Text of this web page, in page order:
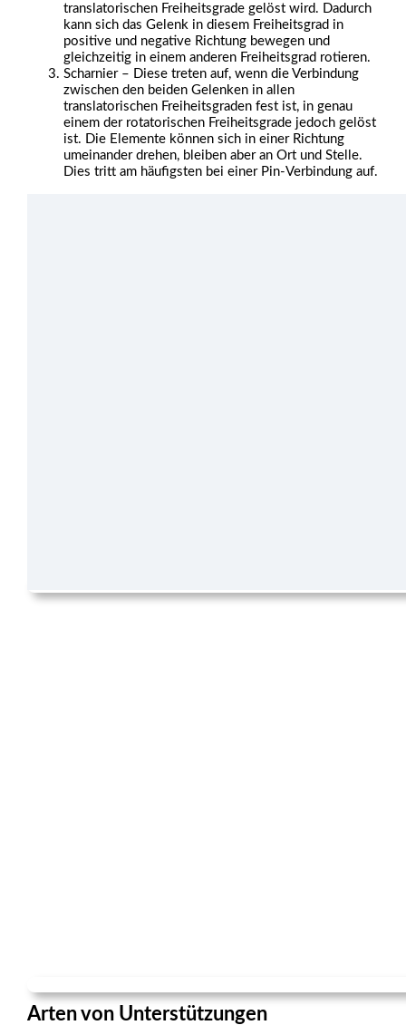
translatorischen Freiheitsgrade gelöst wird. Dadurch
kann sich das Gelenk in diesem Freiheitsgrad in
positive und negative Richtung bewegen und
gleichzeitig in einem anderen Freiheitsgrad rotieren.
Scharnier – Diese treten auf, wenn die Verbindung
zwischen den beiden Gelenken in allen
translatorischen Freiheitsgraden fest ist, in genau
einem der rotatorischen Freiheitsgrade jedoch gelöst
ist. Die Elemente können sich in einer Richtung
umeinander drehen, bleiben aber an Ort und Stelle.
Dies tritt am häufigsten bei einer Pin-Verbindung auf.
Arten von Unterstützungen